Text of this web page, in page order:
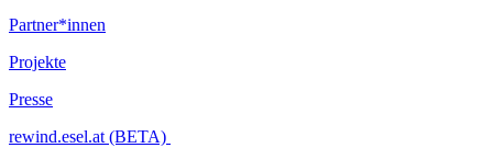
Partner*innen
Projekte
Presse
rewind.esel.at (BETA)